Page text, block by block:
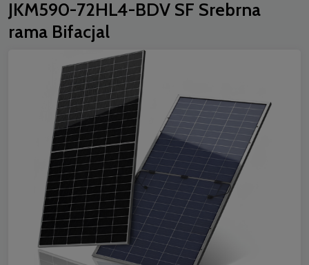
JKM590-72HL4-BDV SF Srebrna
rama Bifacjal